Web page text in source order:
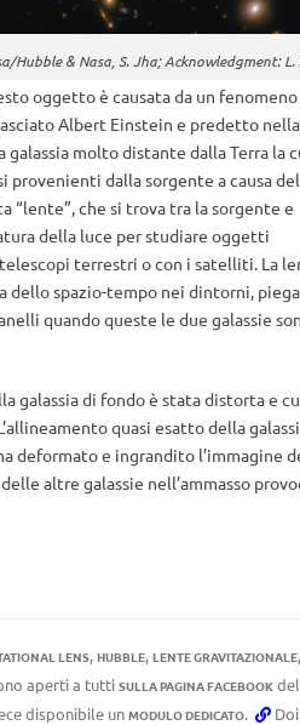
Hubble & Nasa, S. Jha; Acknowledgment: L.
oggetto è causata da un
Albert Einstein e predetto
galassia molto distante dalla Terra la
dalla sorgente a causa
“lente”, che si trova tra la sorgente e
della luce per studiare oggetti
terrestri o con i satelliti. La
spazio-tempo nei dintorni,
quando queste le due galassie
galassia di fondo è stata distorta e
quasi esatto della
deformato e ingrandito l’immagine
altre galassie nell’ammasso
LENS, HUBBLE, LENTE GRAVITAZIONALE,
aperti a tuttiSULLA PAGINA FACEBOOKdel
disponibile un MODULO DEDICATO.